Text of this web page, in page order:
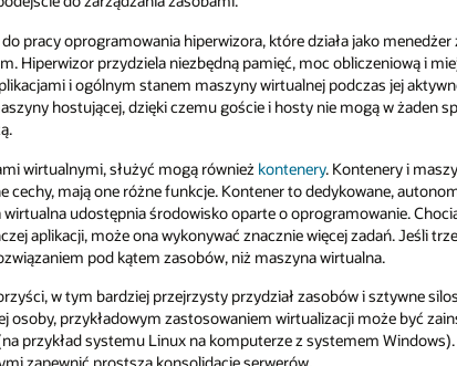
pracy oprogramowania hiperwizora, które działa jako
Hiperwizor przydziela niezbędną pamięć, moc obliczeniową i
i ogólnym stanem maszyny wirtualnej podczas jej
hostującej, dzięki czemu goście i hosty nie mogą w żaden
wirtualnymi, służyć mogą również kontenery. Kontenery i
cechy, mają one różne funkcje. Kontener to dedykowane,
wirtualna udostępnia środowisko oparte o oprogramowanie.
aplikacji, może ona wykonywać znacznie więcej zadań. Jeśli
pod kątem zasobów, niż maszyna wirtualna.
w tym bardziej przejrzysty przydział zasobów i sztywne
osoby, przykładowym zastosowaniem wirtualizacji może być
przykład systemu Linux na komputerze z systemem